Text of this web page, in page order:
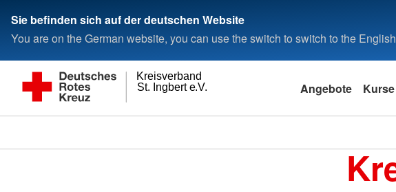
Sie befinden sich auf der deutschen Website
You are on the German website, you can use the switch to switch to the
St. Ingbert e.V.
Kreisverband
Angebote Kurse